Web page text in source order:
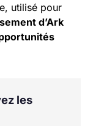
utilisé pour
d’Ark
les